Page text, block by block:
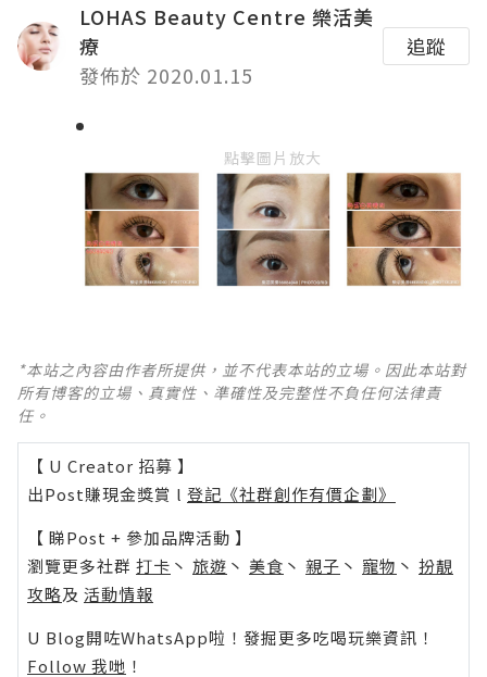
LOHAS Beauty Centre 樂活美
療
發佈於 2020.01.15
追蹤
點擊圖片放大
*本站之內容由作者所提供，並不代表本站的立場。因此本站對
所有博客的立場、真實性、準確性及完整性不負任何法律責
任。
【 U Creator 招募 】
出Post賺現金獎賞 l 登記《社群創作有價企劃》
【 睇Post + 參加品牌活動 】
瀏覽更多社群 打卡 丶 旅遊 丶 美食 丶 親子 丶 寵物 丶 扮靚
攻略及 活動情報
U Blog開咗WhatsApp啦！發掘更多吃喝玩樂資訊！
Follow 我哋 ！